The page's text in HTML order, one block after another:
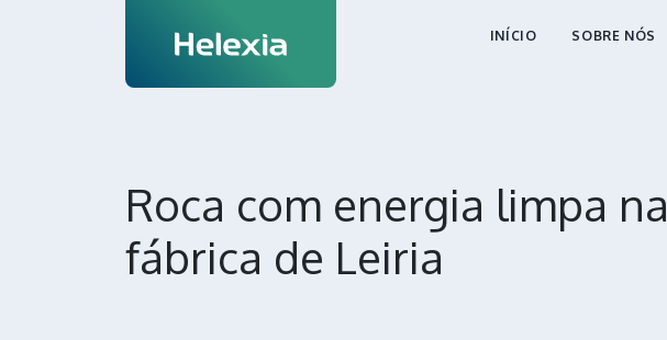
INÍCIO SOBRE NÓS
Roca com energia limpa na
fábrica de Leiria